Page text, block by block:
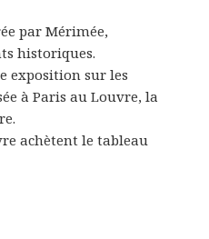
par Mérimée,
historiques.
exposition sur les
à Paris au Louvre, la
achètent le tableau